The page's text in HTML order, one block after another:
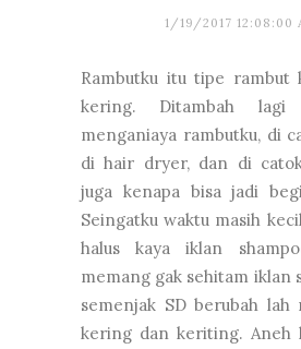
1/19/2017 12:08:00
Rambutku itu tipe rambut
kering. Ditambah
menganiaya rambutku, di
di hair dryer, dan di
juga kenapa bisa jadi
Seingatku waktu masih
halus kaya iklan
memang gak sehitam iklan
semenjak SD berubah lah
kering dan keriting. Aneh